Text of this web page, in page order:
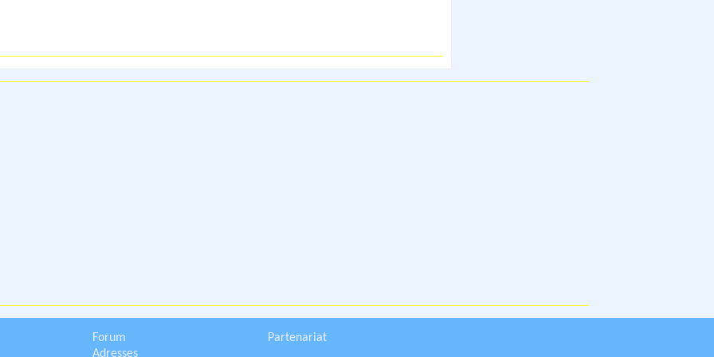
Forum
Adresses
Partenariat